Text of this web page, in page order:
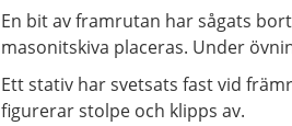
En bit av framrutan har sågats
masonitskiva placeras. Under
Ett stativ har svetsats fast vid
figurerar stolpe och klipps av.